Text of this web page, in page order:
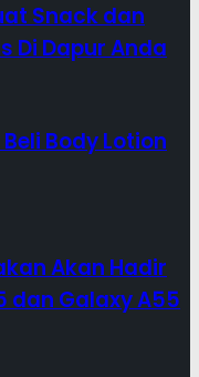
Snack dan
Di Dapur Anda
Body Lotion
Akan Hadir
dan Galaxy A55